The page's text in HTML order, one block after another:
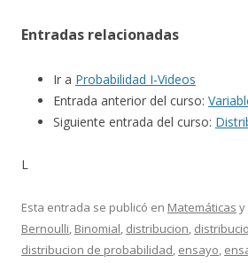
Entradas relacionadas
Ir a Probabilidad I-Videos
Entrada anterior del curso:
Siguiente entrada del curso:
L
Esta entrada se publicó en Matemáticas y
Bernoulli, Binomial, distribucion,
distribucion de probabilidad, ensayo,